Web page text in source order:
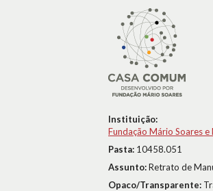
Instituição:
Fundação Mário Soares
Pasta: 10458.051
Assunto:Retrato de
Opaco/Transparente: